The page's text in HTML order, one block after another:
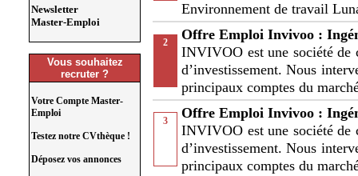
Newsletter
Master-Emploi
Vous souhaitez
recruter ?
Votre Compte Master-
Emploi
Testez notre CVthèque !
Déposez vos annonces
Environnement de travail
2
Offre Emploi Invivoo :
INVIVOO est une société de
d’investissement. Nous
principaux comptes du
3
Offre Emploi Invivoo :
INVIVOO est une société de
d’investissement. Nous
principaux comptes du